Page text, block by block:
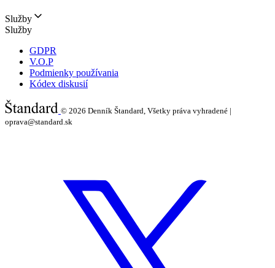
Služby
Služby
GDPR
V.O.P
Podmienky používania
Kódex diskusií
© 2026 Denník Štandard, Všetky práva vyhradené |
oprava@standard.sk